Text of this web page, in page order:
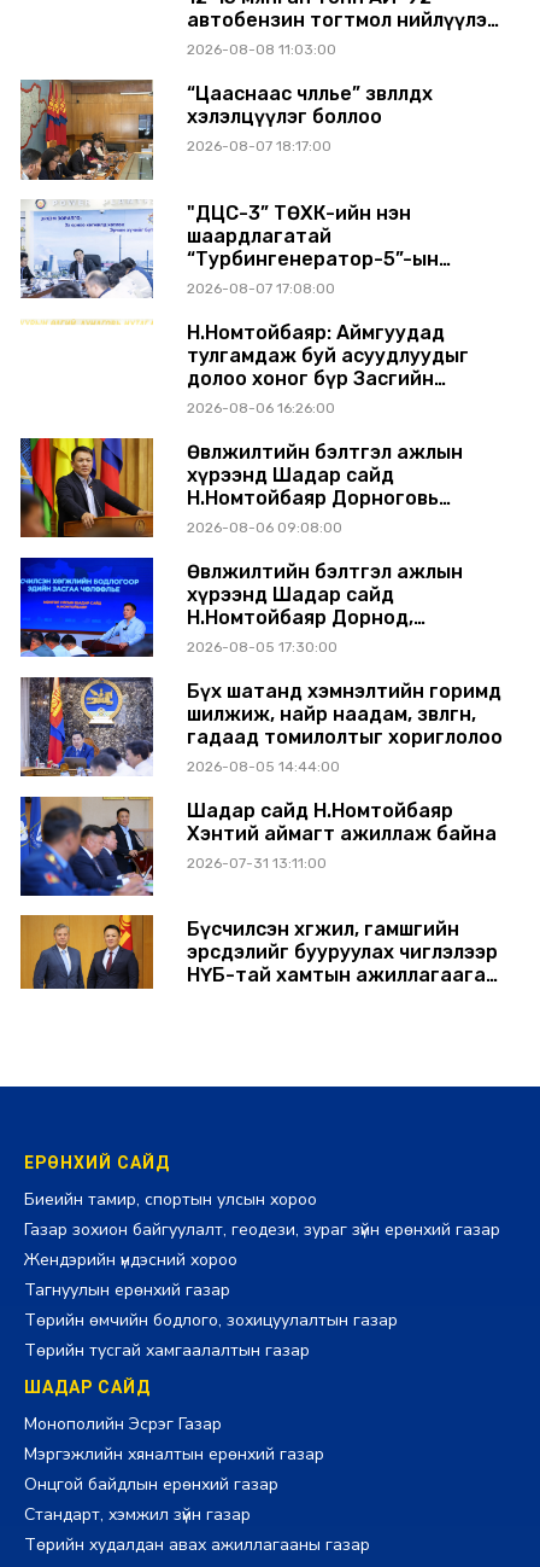
автобензин тогтмол нийлүүлэх
хүсэлт тавилаа
2026-08-08 11:03:00
“Цааснаас чөлөөлье” зөвлөлдөх
хэлэлцүүлэг боллоо
2026-08-07 18:17:00
"ДЦС-3” ТӨХК-ийн нэн
шаардлагатай
“Турбингенератор-5”-ын
шинэчлэлийн төсвийг
2026-08-07 17:08:00
Н.Номтойбаяр: Аймгуудад
тулгамдаж буй асуудлуудыг
долоо хоног бүр Засгийн
газрын хуралдаанд
2026-08-06 16:26:00
Өвөлжилтийн бэлтгэл ажлын
хүрээнд Шадар сайд
Н.Номтойбаяр Дорноговь
аймагт ажиллав
2026-08-06 09:08:00
Өвөлжилтийн бэлтгэл ажлын
хүрээнд Шадар сайд
Н.Номтойбаяр Дорнод,
Сүхбаатар аймагт ажиллав
2026-08-05 17:30:00
Бүх шатанд хэмнэлтийн горимд
шилжиж, найр наадам, зөвлөгөөн,
гадаад томилолтыг хориглолоо
2026-08-05 14:44:00
Шадар сайд Н.Номтойбаяр
Хэнтий аймагт ажиллаж байна
2026-07-31 13:11:00
Бүсчилсэн хөгжил, гамшгийн
эрсдэлийг бууруулах чиглэлээр
НҮБ-тай хамтын ажиллагаагаа
ЕРӨНХИЙ САЙД
Биеийн тамир, спортын улсын хороо
Газар зохион байгуулалт, геодези, зураг зүйн ерөнхий газар
Жендэрийн үндэсний хороо
Тагнуулын ерөнхий газар
Төрийн өмчийн бодлого, зохицуулалтын газар
Төрийн тусгай хамгаалалтын газар
ШАДАР САЙД
Монополийн Эсрэг Газар
Мэргэжлийн хяналтын ерөнхий газар
Онцгой байдлын ерөнхий газар
Стандарт, хэмжил зүйн газар
Төрийн худалдан авах ажиллагааны газар